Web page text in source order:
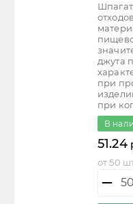
джута
при
при
В
51.24
от 50